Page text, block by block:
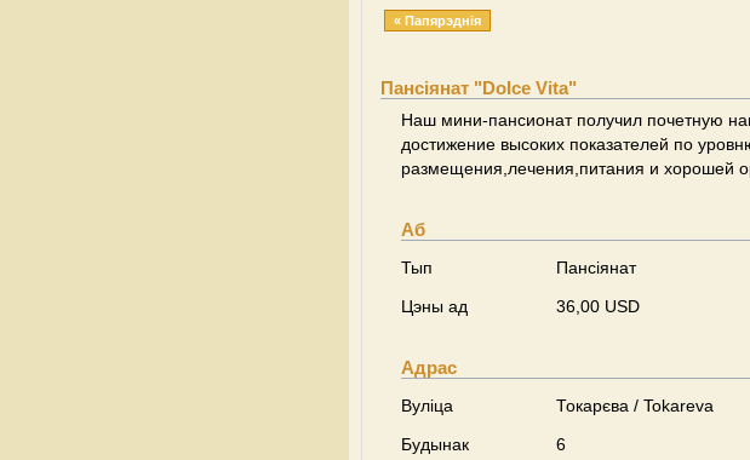
« Папярэднія
Пансіянат "Dolce Vita"
Наш мини-пансионат получил почетную
достижение высоких показателей по
размещения,лечения,питания и хорошей
Аб
Тып
Пансіянат
Цэны ад
36,00 USD
Адрас
Вуліца
Токарєва / Tokareva
Будынак
6